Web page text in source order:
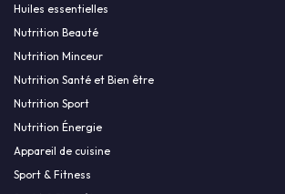
Huiles essentielles
Nutrition Beauté
Nutrition Minceur
Nutrition Santé et Bien être
Nutrition Sport
Nutrition Énergie
Appareil de cuisine
Sport & Fitness